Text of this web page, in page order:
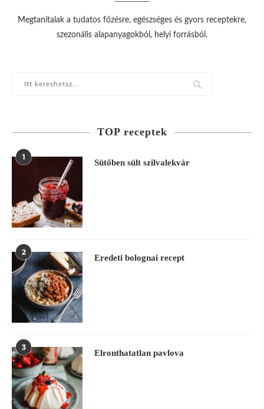
Megtanítalak a tudatos főzésre, egészséges és gyors receptekre,
szezonális alapanyagokból, helyi forrásból.
TOP receptek
1
Sütőben sült szilvalekvár
2
Eredeti bolognai recept
3
Elronthatatlan pavlova